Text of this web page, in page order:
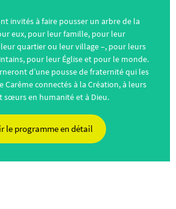
invités à faire pousser un arbre de la
eux, pour leur famille, pour leur
quartier ou leur village –, pour leurs
pour leur Église et pour le monde.
d’une pousse de fraternité qui les
Carême connectés à la Création, à leurs
sœurs en humanité et à Dieu.
le programme en détail